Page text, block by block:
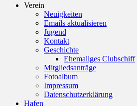
Verein
Neuigkeiten
Emails aktualisieren
Jugend
Kontakt
Geschichte
Ehemaliges Clubschiff
Mitgliedsanträge
Fotoalbum
Impressum
Datenschutzerklärung
Hafen